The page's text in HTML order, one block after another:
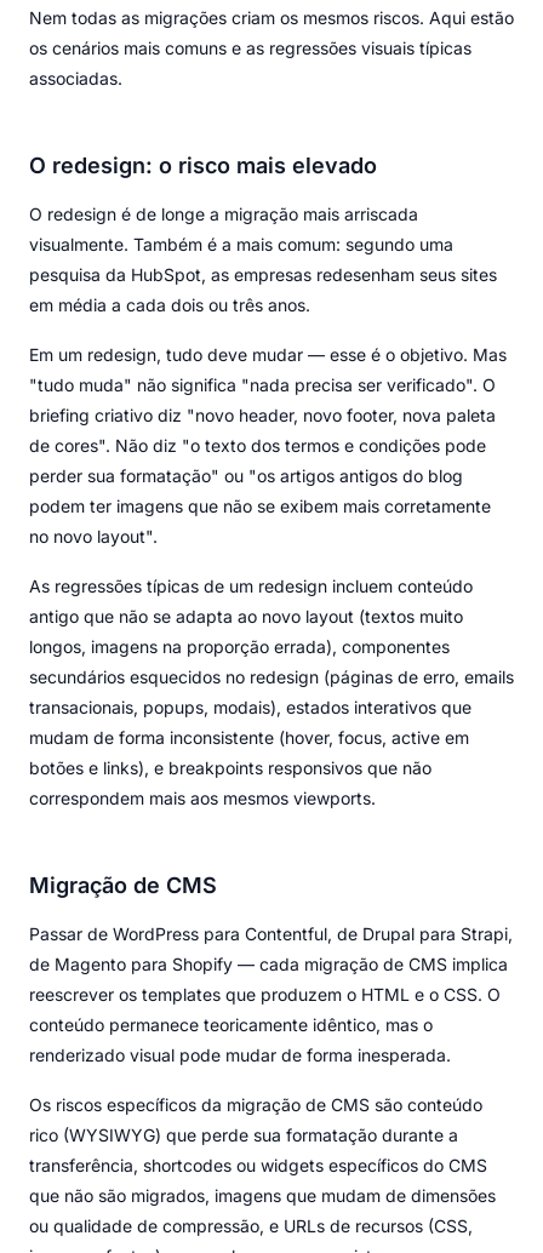
Nem todas as migrações criam os mesmos riscos. Aqui estão
os cenários mais comuns e as regressões visuais típicas
associadas.
O redesign: o risco mais elevado
O redesign é de longe a migração mais arriscada
visualmente. Também é a mais comum: segundo uma
pesquisa da HubSpot, as empresas redesenham seus sites
em média a cada dois ou três anos.
Em um redesign, tudo deve mudar — esse é o objetivo. Mas
"tudo muda" não significa "nada precisa ser verificado". O
briefing criativo diz "novo header, novo footer, nova paleta
de cores". Não diz "o texto dos termos e condições pode
perder sua formatação" ou "os artigos antigos do blog
podem ter imagens que não se exibem mais corretamente
no novo layout".
As regressões típicas de um redesign incluem conteúdo
antigo que não se adapta ao novo layout (textos muito
longos, imagens na proporção errada), componentes
secundários esquecidos no redesign (páginas de erro, emails
transacionais, popups, modais), estados interativos que
mudam de forma inconsistente (hover, focus, active em
botões e links), e breakpoints responsivos que não
correspondem mais aos mesmos viewports.
Migração de CMS
Passar de WordPress para Contentful, de Drupal para Strapi,
de Magento para Shopify — cada migração de CMS implica
reescrever os templates que produzem o HTML e o CSS. O
conteúdo permanece teoricamente idêntico, mas o
renderizado visual pode mudar de forma inesperada.
Os riscos específicos da migração de CMS são conteúdo
rico (WYSIWYG) que perde sua formatação durante a
transferência, shortcodes ou widgets específicos do CMS
que não são migrados, imagens que mudam de dimensões
ou qualidade de compressão, e URLs de recursos (CSS,